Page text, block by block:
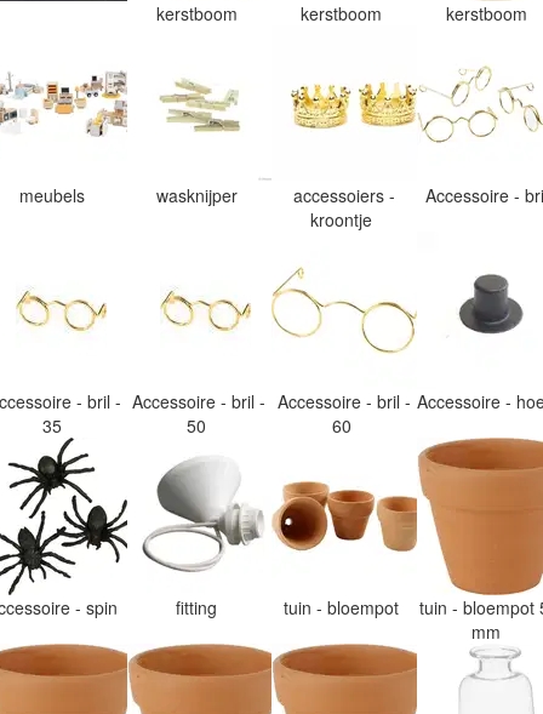
kerstboom kerstboom kerstboom
meubels wasknijper
accessoiers -
kroontje
Accessoire -
- bril -
35
Accessoire - bril -
50
Accessoire - bril -
60
Accessoire -
- spin fitting tuin - bloempot
tuin - bloempot
mm